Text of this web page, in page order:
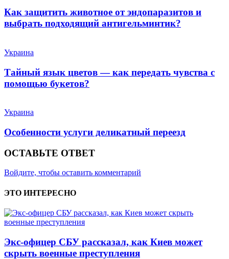
Как защитить животное от эндопаразитов и
выбрать подходящий антигельминтик?
Украина
Тайный язык цветов — как передать чувства с
помощью букетов?
Украина
Особенности услуги деликатный переезд
ОСТАВЬТЕ ОТВЕТ
Войдите, чтобы оставить комментарий
ЭТО ИНТЕРЕСНО
Экс-офицер СБУ рассказал, как Киев может
скрыть военные преступления